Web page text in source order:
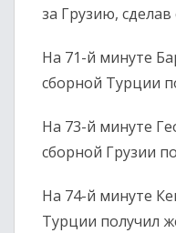
за Грузию, сделав
На 71-й минуте
сборной Турции
На 73-й минуте
сборной Грузии
На 74-й минуте
Турции получил